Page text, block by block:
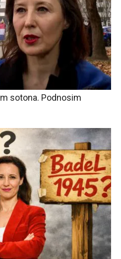
sotona. Podnosim